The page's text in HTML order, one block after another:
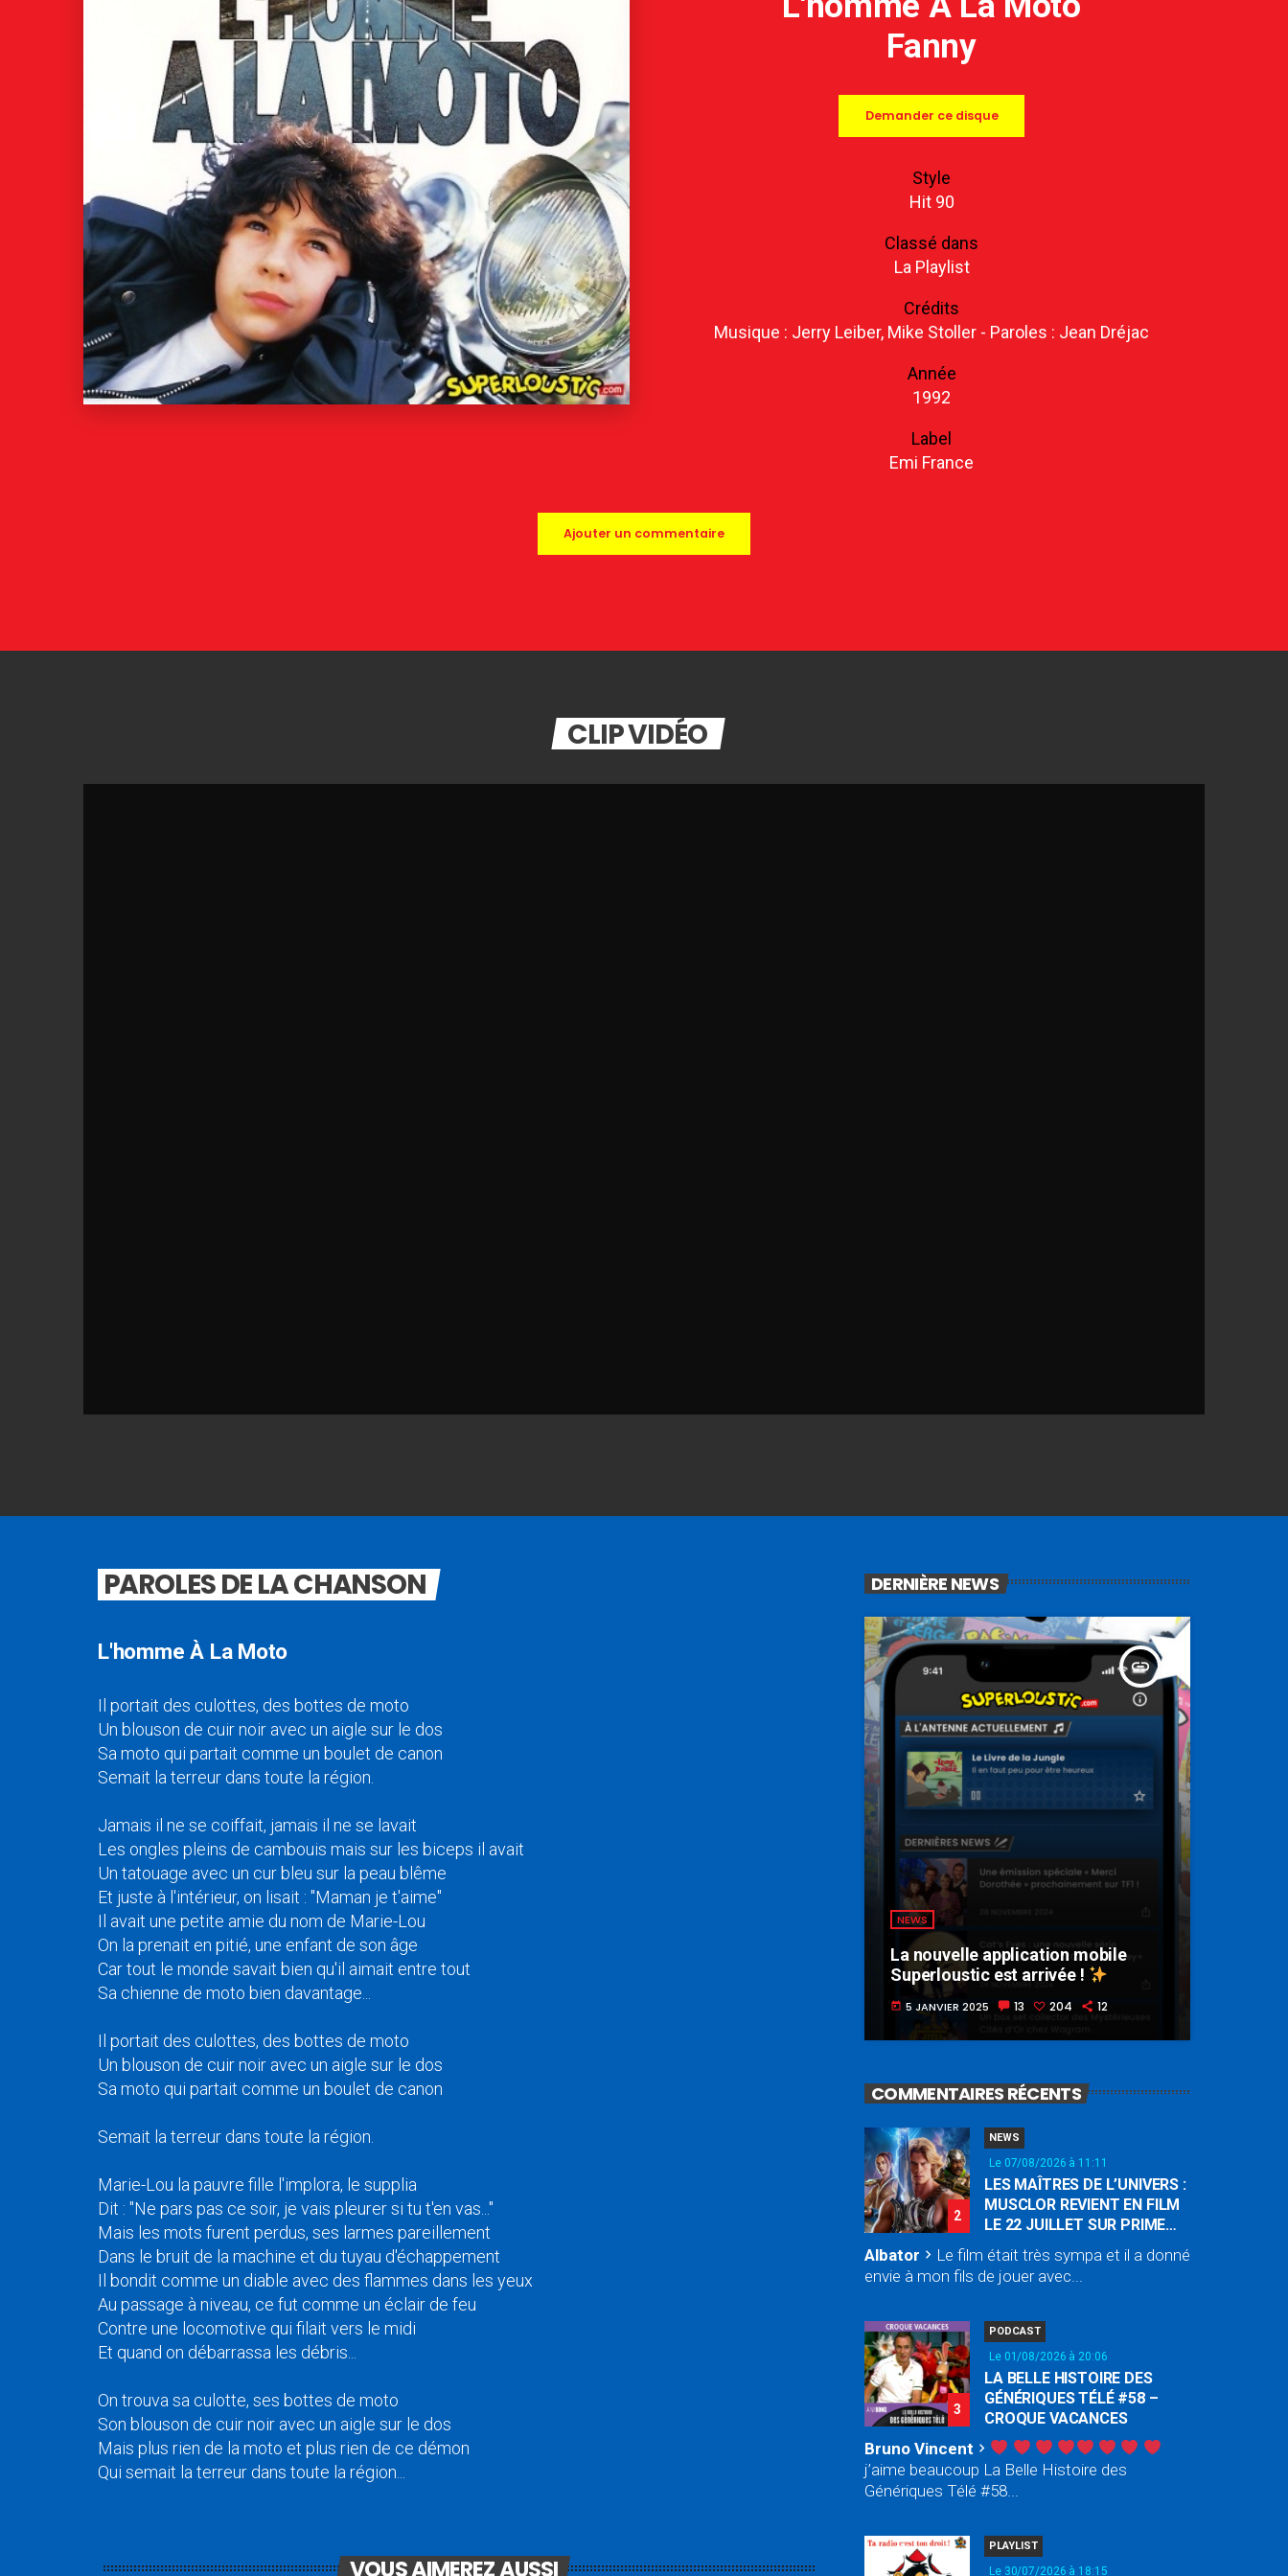
Fanny
Demander ce disque
Style
Hit 90
Classé dans
La Playlist
Crédits
Musique : Jerry Leiber, Mike Stoller - Paroles : Jean Dréjac
Année
1992
Label
Emi France
Ajouter un commentaire
CLIP VIDÉO
PAROLES DE LA CHANSON
L'homme À La Moto
Il portait des culottes, des bottes de moto
Un blouson de cuir noir avec un aigle sur le dos
Sa moto qui partait comme un boulet de canon
Semait la terreur dans toute la région.
Jamais il ne se coiffait, jamais il ne se lavait
Les ongles pleins de cambouis mais sur les biceps il avait
Un tatouage avec un cur bleu sur la peau blême
Et juste à l'intérieur, on lisait : "Maman je t'aime"
Il avait une petite amie du nom de Marie-Lou
On la prenait en pitié, une enfant de son âge
Car tout le monde savait bien qu'il aimait entre tout
Sa chienne de moto bien davantage...
Il portait des culottes, des bottes de moto
Un blouson de cuir noir avec un aigle sur le dos
Sa moto qui partait comme un boulet de canon
Semait la terreur dans toute la région.
Marie-Lou la pauvre fille l'implora, le supplia
Dit : "Ne pars pas ce soir, je vais pleurer si tu t'en vas..."
Mais les mots furent perdus, ses larmes pareillement
Dans le bruit de la machine et du tuyau d'échappement
Il bondit comme un diable avec des flammes dans les yeux
Au passage à niveau, ce fut comme un éclair de feu
Contre une locomotive qui filait vers le midi
Et quand on débarrassa les débris...
On trouva sa culotte, ses bottes de moto
Son blouson de cuir noir avec un aigle sur le dos
Mais plus rien de la moto et plus rien de ce démon
Qui semait la terreur dans toute la région...
VOUS AIMEREZ AUSSI
DERNIÈRE NEWS
insert_link
NEWS
La nouvelle application mobile
Superloustic est arrivée !
today 5 JANVIER 2025 13 204 12
COMMENTAIRES RÉCENTS
2
NEWS
Le 07/08/2026 à 11:11
LES MAÎTRES DE L’UNIVERS :
MUSCLOR REVIENT EN FILM
LE 22 JUILLET SUR PRIME
Albator chevron_right Le film était très sympa et il a donné
envie à mon fils de jouer avec...
3
PODCAST
Le 01/08/2026 à 20:06
LA BELLE HISTOIRE DES
GÉNÉRIQUES TÉLÉ #58 –
CROQUE VACANCES
Bruno Vincent chevron_right
j’aime beaucoup La Belle Histoire des
Génériques Télé #58...
PLAYLIST
Le 30/07/2026 à 18:15